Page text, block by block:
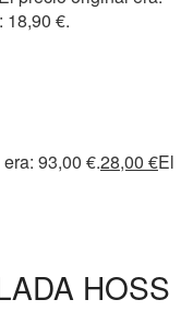
18,90 €.
93,00 €.28,00 €El
HOSS